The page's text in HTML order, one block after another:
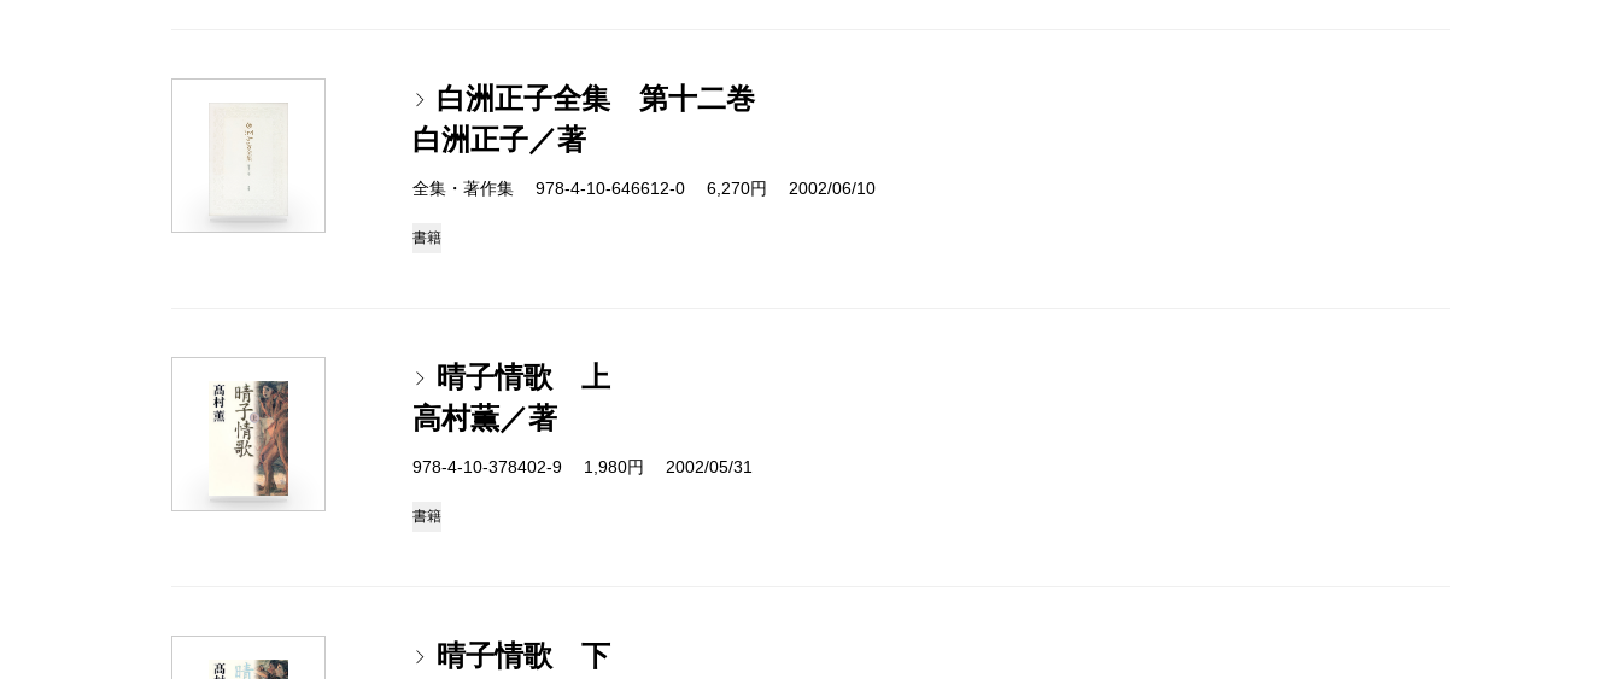
白洲正子全集 第十二巻
白洲正子／著
全集・著作集 978-4-10-646612-0 6,270円 2002/06/10
書籍
晴子情歌 上
高村薫／著
978-4-10-378402-9 1,980円 2002/05/31
書籍
晴子情歌 下